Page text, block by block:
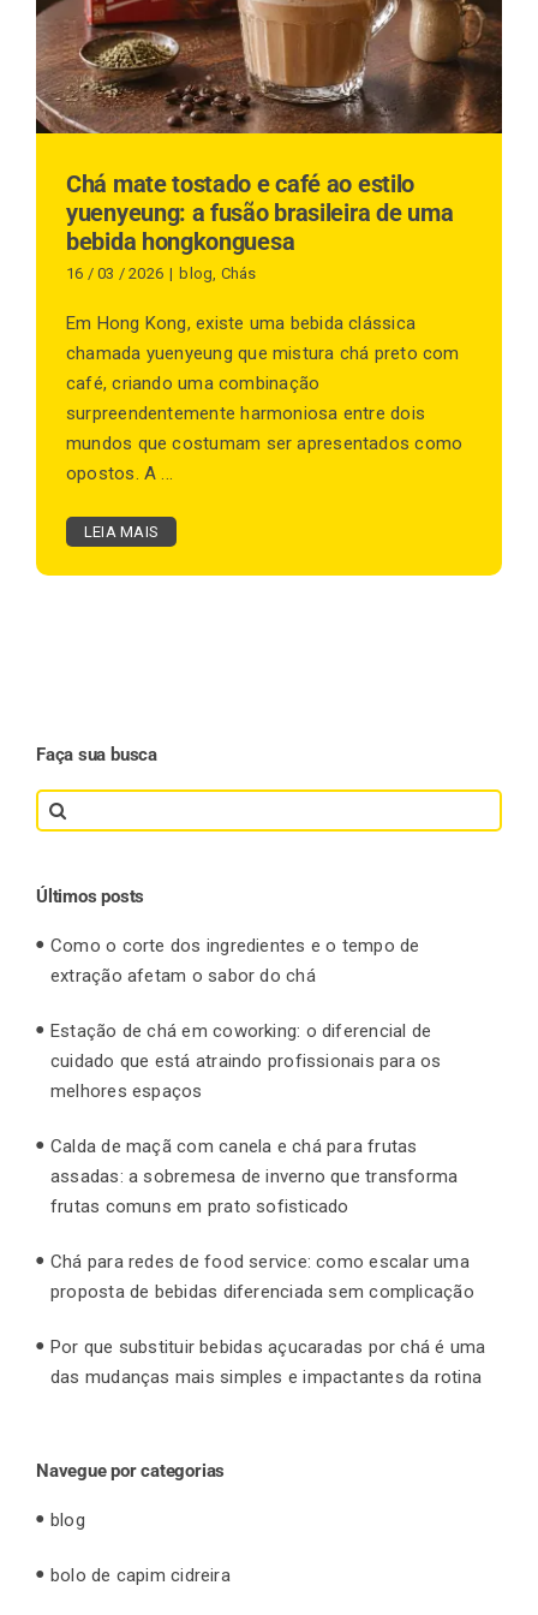
Finalização de compra
Exportação
Blog
Contato
Chá mate tostado e café ao estilo
yuenyeung: a fusão brasileira de uma
bebida hongkonguesa
16 / 03 / 2026 | blog, Chás
Em Hong Kong, existe uma bebida clássica
chamada yuenyeung que mistura chá preto com
café, criando uma combinação
surpreendentemente harmoniosa entre dois
mundos que costumam ser apresentados como
opostos. A ...
LEIA MAIS
Faça sua busca
Search
for:
Últimos posts
Como o corte dos ingredientes e o tempo de
extração afetam o sabor do chá
Estação de chá em coworking: o diferencial de
cuidado que está atraindo profissionais para os
melhores espaços
Calda de maçã com canela e chá para frutas
assadas: a sobremesa de inverno que transforma
frutas comuns em prato sofisticado
Chá para redes de food service: como escalar uma
proposta de bebidas diferenciada sem complicação
Por que substituir bebidas açucaradas por chá é uma
das mudanças mais simples e impactantes da rotina
Navegue por categorias
blog
bolo de capim cidreira